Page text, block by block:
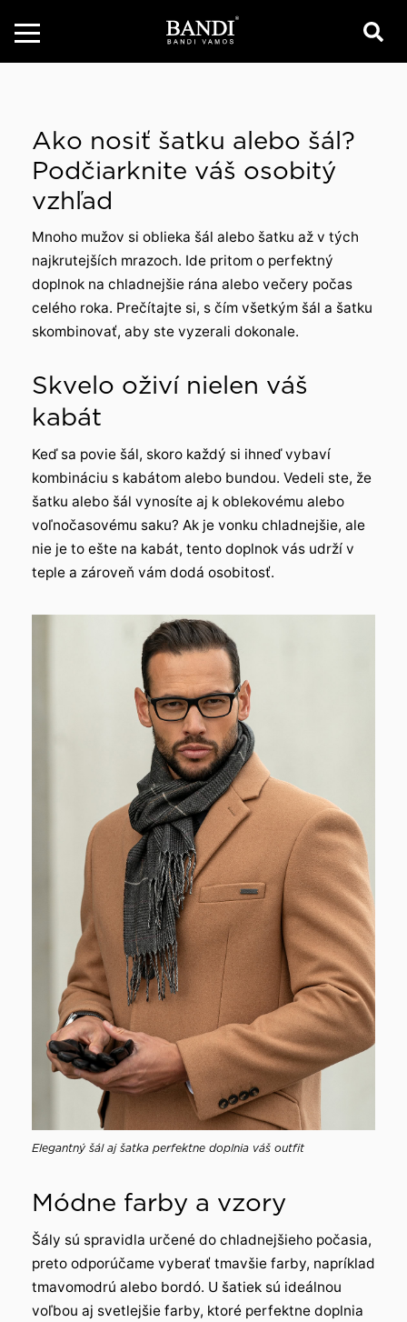
Ako nosiť šatku alebo šál?
Podčiarknite váš osobitý
vzhľad
Mnoho mužov si oblieka šál alebo šatku až v tých
najkrutejších mrazoch. Ide pritom o perfektný
doplnok na chladnejšie rána alebo večery počas
celého roka. Prečítajte si, s čím všetkým šál a šatku
skombinovať, aby ste vyzerali dokonale.
Skvelo oživí nielen váš
kabát
Keď sa povie šál, skoro každý si ihneď vybaví
kombináciu s kabátom alebo bundou. Vedeli ste, že
šatku alebo šál vynosíte aj k oblekovému alebo
voľnočasovému saku? Ak je vonku chladnejšie, ale
nie je to ešte na kabát, tento doplnok vás udrží v
teple a zároveň vám dodá osobitosť.
Elegantný šál aj šatka perfektne doplnia váš outfit
Módne farby a vzory
Šály sú spravidla určené do chladnejšieho počasia,
preto odporúčame vyberať tmavšie farby, napríklad
tmavomodrú alebo bordó. U šatiek sú ideálnou
voľbou aj svetlejšie farby, ktoré perfektne doplnia